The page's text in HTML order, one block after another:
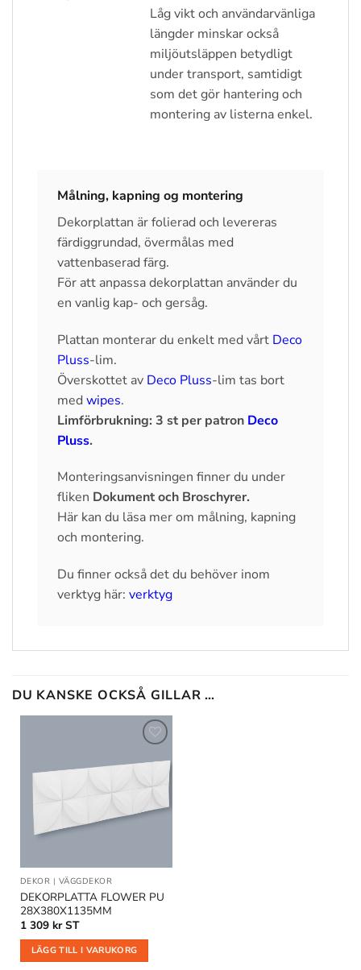
Låg vikt och användarvänliga
längder minskar också
miljöutsläppen betydligt
under transport, samtidigt
som det gör hantering och
montering av listerna enkel.
Målning, kapning og montering
Dekorplattan är folierad och levereras
färdiggrundad, övermålas med
vattenbaserad färg.
För att anpassa dekorplattan använder du
en vanlig kap- och gersåg.
Plattan monterar du enkelt med vårt Deco
Pluss-lim.
Överskottet av Deco Pluss-lim tas bort
med wipes.
Limförbrukning: 3 st per patron Deco
Pluss.
Monteringsanvisningen finner du under
fliken Dokument och Broschyrer.
Här kan du läsa mer om målning, kapning
och montering.
Du finner också det du behöver inom
verktyg här: verktyg
DU KANSKE OCKSÅ GILLAR …
önskelistan
DEKOR | VÄGGDEKOR
DEKORPLATTA FLOWER PU
28X380X1135MM
1 309 kr ST
LÄGG TILL I VARUKORG